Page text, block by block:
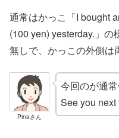
通常はかっこ「I bought
(100 yen) yesterday.」
無しで、かっこの外側は
Pinaさん
今回のが通
See you next